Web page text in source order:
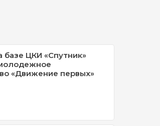
базе ЦКИ «Спутник»
«Движение первых»